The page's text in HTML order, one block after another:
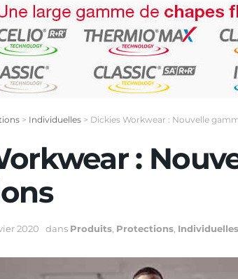
> Individuelles > Dickies Workwear : Nouvelle
:
2020 dans Produits Protections Individuelles